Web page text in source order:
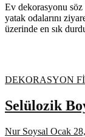
Ev dekorasyonu söz
yatak odalarını
üzerinde en sık
DEKORASYON
Selülozik
Nur Soysal Ocak